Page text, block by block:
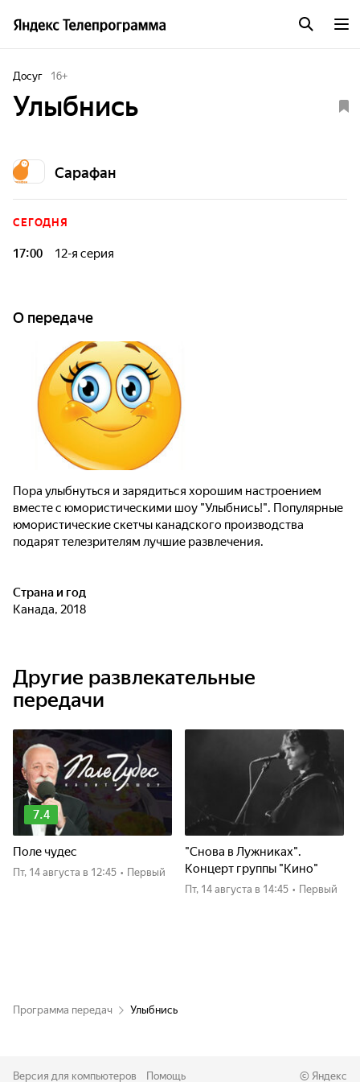
Досуг 16+
Улыбнись
Сарафан
СЕГОДНЯ
17:00 12-я серия
подарят телезрителям лучшие развлечения.
О передаче
Пора улыбнуться и зарядиться хорошим настроением
вместе с юмористическими шоу "Улыбнись!". Популярные
юмористические скетчы канадского производства
подарят телезрителям лучшие развлечения.
Страна и год
Канада, 2018
Другие развлекательные
передачи
7.4
Поле чудес
пт, 14 августа в 12:45 • Первый
"Снова в Лужниках".
Концерт группы "Кино"
пт, 14 августа в 14:45 • Первый
Программа передач Улыбнись
Версия для компьютеров Помощь © Яндекс